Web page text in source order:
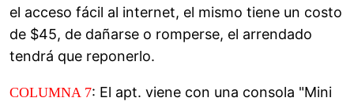
el acceso fácil al internet, el mismo tiene un costo
de $45, de dañarse o romperse, el arrendado
tendrá que reponerlo.
COLUMNA 7: El apt. viene con una consola "Mini